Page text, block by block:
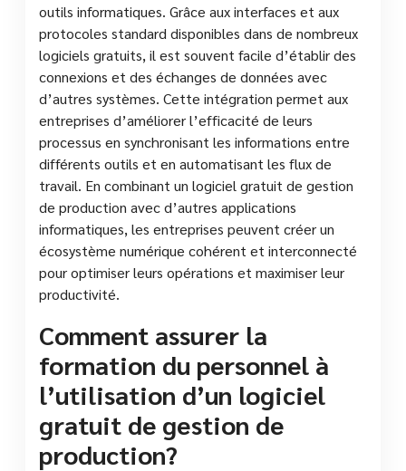
outils informatiques. Grâce aux interfaces et aux
protocoles standard disponibles dans de nombreux
logiciels gratuits, il est souvent facile d’établir des
connexions et des échanges de données avec
d’autres systèmes. Cette intégration permet aux
entreprises d’améliorer l’efficacité de leurs
processus en synchronisant les informations entre
différents outils et en automatisant les flux de
travail. En combinant un logiciel gratuit de gestion
de production avec d’autres applications
informatiques, les entreprises peuvent créer un
écosystème numérique cohérent et interconnecté
pour optimiser leurs opérations et maximiser leur
productivité.
Comment assurer la
formation du personnel à
l’utilisation d’un logiciel
gratuit de gestion de
production?